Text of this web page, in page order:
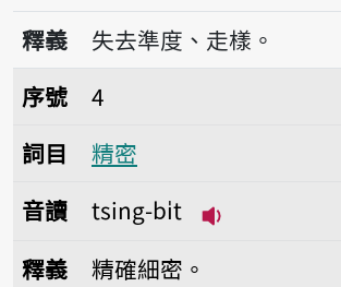
播放音讀
釋義
失去準度、走樣。
序號4精密
序號
4
詞目
精密
音讀
tsing-bi̍t
釋義
精確細密。